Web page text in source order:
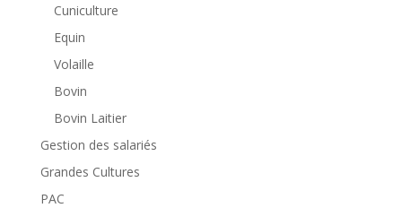
Cuniculture
Equin
Volaille
Bovin
Bovin Laitier
Gestion des salariés
Grandes Cultures
PAC